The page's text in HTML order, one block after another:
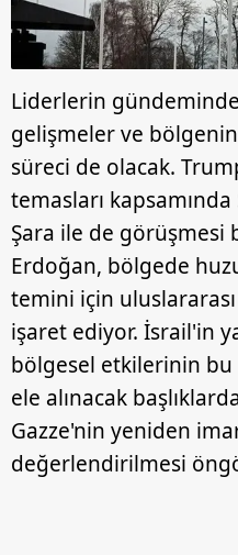
Liderlerin
gelişmeler ve
süreci de olacak.
temasları
Şara ile de görüşmesi
Erdoğan, bölgede
temini için
işaret ediyor. İsrail'in
bölgesel etkilerinin
ele alınacak
Gazze'nin yeniden
değerlendirilmesi